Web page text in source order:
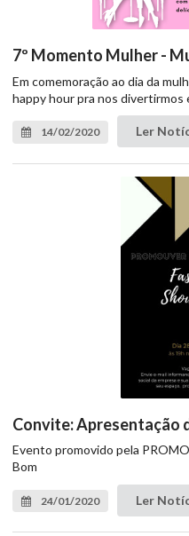
7º Momento Mulher -
Em comemoração ao dia da
happy hour pra nos divertirmos
14/02/2020 Ler
Convite: Apresentação
Evento promovido pela
Bom
24/01/2020 Ler